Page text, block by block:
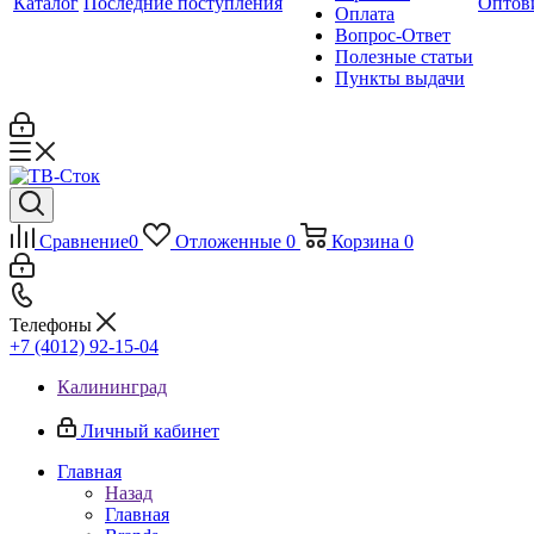
Оплата
Вопрос-Ответ
Полезные статьи
Пункты выдачи
Сравнение0 Отложенные 0 Корзина 0
Телефоны
+7 (4012) 92-15-04
Калининград
Личный кабинет
Главная
Назад
Главная